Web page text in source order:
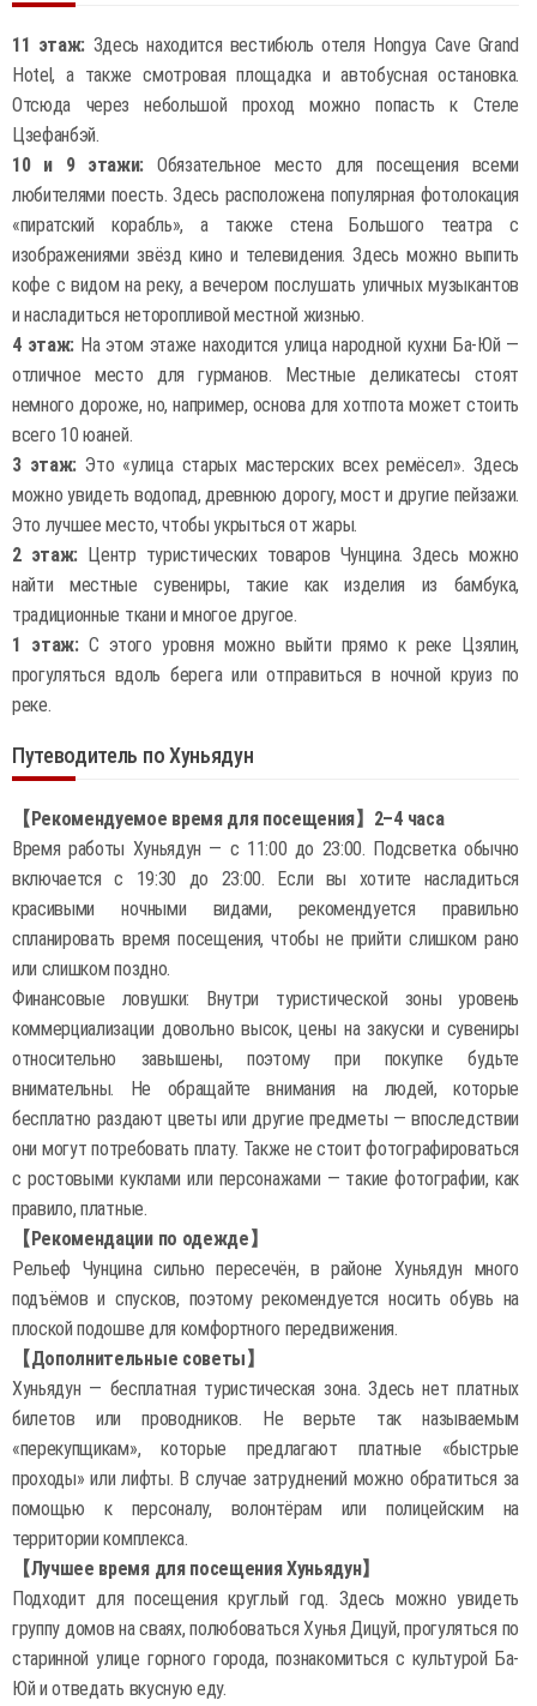
11 этаж: Здесь находится вестибюль отеля Hongya Cave Grand
Hotel, а также смотровая площадка и автобусная остановка.
Отсюда через небольшой проход можно попасть к Стеле
Цзефанбэй.
10 и 9 этажи: Обязательное место для посещения всеми
любителями поесть. Здесь расположена популярная фотолокация
«пиратский корабль», а также стена Большого театра с
изображениями звёзд кино и телевидения. Здесь можно выпить
кофе с видом на реку, а вечером послушать уличных музыкантов
и насладиться неторопливой местной жизнью.
4 этаж:На этом этаже находится улица народной кухни Ба-Юй —
отличное место для гурманов. Местные деликатесы стоят
немного дороже, но, например, основа для хотпота может стоить
всего 10 юаней.
3 этаж: Это «улица старых мастерских всех ремёсел». Здесь
можно увидеть водопад, древнюю дорогу, мост и другие пейзажи.
Это лучшее место, чтобы укрыться от жары.
2 этаж: Центр туристических товаров Чунцина. Здесь можно
найти местные сувениры, такие как изделия из бамбука,
традиционные ткани и многое другое.
1 этаж:С этого уровня можно выйти прямо к реке Цзялин,
прогуляться вдоль берега или отправиться в ночной круиз по
реке.
Путеводитель по Хуньядун
【Рекомендуемое время для посещения】2–4 часа
Время работы Хуньядун — с 11:00 до 23:00. Подсветка обычно
включается с 19:30 до 23:00. Если вы хотите насладиться
красивыми ночными видами, рекомендуется правильно
спланировать время посещения, чтобы не прийти слишком рано
или слишком поздно.
Финансовые ловушки: Внутри туристической зоны уровень
коммерциализации довольно высок, цены на закуски и сувениры
относительно завышены, поэтому при покупке будьте
внимательны. Не обращайте внимания на людей, которые
бесплатно раздают цветы или другие предметы — впоследствии
они могут потребовать плату. Также не стоит фотографироваться
с ростовыми куклами или персонажами — такие фотографии, как
правило, платные.
【Рекомендации по одежде】
Рельеф Чунцина сильно пересечён, в районе Хуньядун много
подъёмов и спусков, поэтому рекомендуется носить обувь на
плоской подошве для комфортного передвижения.
【Дополнительные советы】
Хуньядун — бесплатная туристическая зона. Здесь нет платных
билетов или проводников. Не верьте так называемым
«перекупщикам», которые предлагают платные «быстрые
проходы» или лифты. В случае затруднений можно обратиться за
помощью к персоналу, волонтёрам или полицейским на
территории комплекса.
【Лучшее время для посещения Хуньядун】
Подходит для посещения круглый год. Здесь можно увидеть
группу домов на сваях, полюбоваться Хунья Дицуй, прогуляться по
старинной улице горного города, познакомиться с культурой Ба-
Юй и отведать вкусную еду.